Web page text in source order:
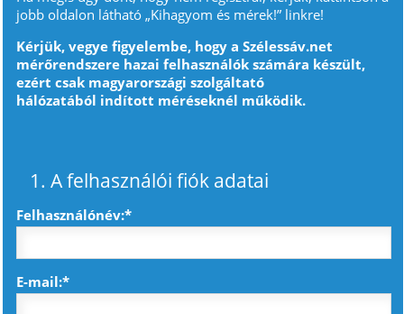
jobb oldalon látható „Kihagyom és mérek!” linkre!
Kérjük, vegye figyelembe, hogy a Szélessáv.net
mérőrendszere hazai felhasználók számára készült,
ezért csak magyarországi szolgáltató
hálózatából indított méréseknél működik.
1. A felhasználói fiók adatai
Felhasználónév:*
E-mail:*